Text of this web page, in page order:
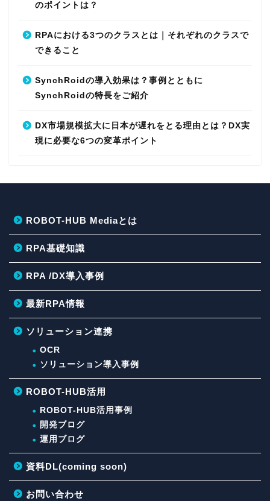
のポイントは？
RPAにおける3つのクラスとは｜それぞれのクラスで
できること
SynchRoidの導入効果は？事例とともに
SynchRoidの特長をご紹介
DX市場規模拡大に日本が遅れをとる理由とは？DX実
現に必要な6つの変革ポイント
ROBOT-HUB Mediaとは
RPA基礎知識
RPA /DX導入事例
最新RPA情報
ソリューション連携
OCR
ソリューション導入事例
ROBOT-HUB活用
ROBOT-HUB活用事例
開発ブログ
運用ブログ
資料DL(coming soon)
お問い合わせ